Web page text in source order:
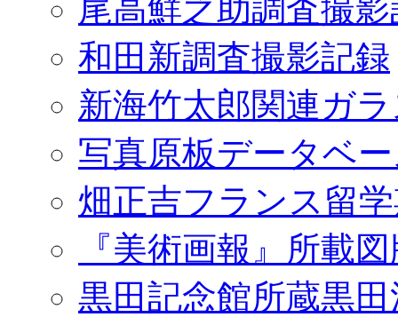
尾高鮮之助調査撮
和田新調査撮影記録
新海竹太郎関連ガ
写真原板データベ
畑正吉フランス留
『美術画報』所載
黒田記念館所蔵黒